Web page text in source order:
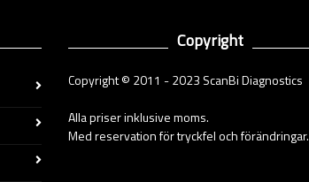
Copyright
Copyright © 2011 - 2023 ScanBi Diagnostics
Alla priser inklusive moms.
Med reservation för tryckfel och förändringar.